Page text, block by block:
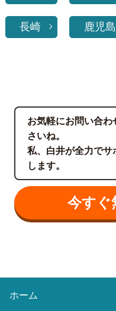
長崎 鹿児島
お気軽にお問い合わ
さいね。
私、白井が全力でサ
します。
今すぐ
ホーム